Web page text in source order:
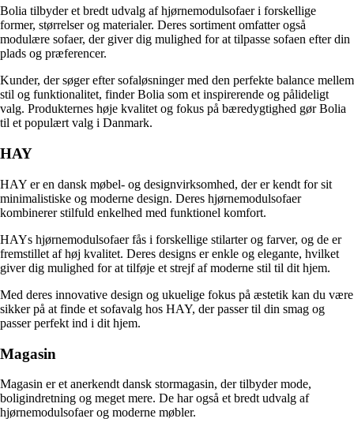
Bolia tilbyder et bredt udvalg af hjørnemodulsofaer i forskellige
former, størrelser og materialer. Deres sortiment omfatter også
modulære sofaer, der giver dig mulighed for at tilpasse sofaen efter din
plads og præferencer.
Kunder, der søger efter sofaløsninger med den perfekte balance mellem
stil og funktionalitet, finder Bolia som et inspirerende og pålideligt
valg. Produkternes høje kvalitet og fokus på bæredygtighed gør Bolia
til et populært valg i Danmark.
HAY
HAY er en dansk møbel- og designvirksomhed, der er kendt for sit
minimalistiske og moderne design. Deres hjørnemodulsofaer
kombinerer stilfuld enkelhed med funktionel komfort.
HAYs hjørnemodulsofaer fås i forskellige stilarter og farver, og de er
fremstillet af høj kvalitet. Deres designs er enkle og elegante, hvilket
giver dig mulighed for at tilføje et strejf af moderne stil til dit hjem.
Med deres innovative design og ukuelige fokus på æstetik kan du være
sikker på at finde et sofavalg hos HAY, der passer til din smag og
passer perfekt ind i dit hjem.
Magasin
Magasin er et anerkendt dansk stormagasin, der tilbyder mode,
boligindretning og meget mere. De har også et bredt udvalg af
hjørnemodulsofaer og moderne møbler.